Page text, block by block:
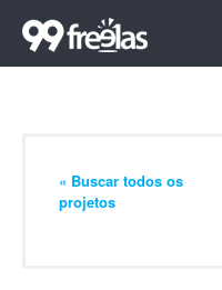
« Buscar todos os
projetos